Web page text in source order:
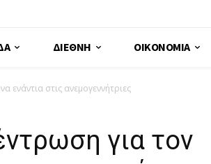
ΔΙΕΘΝΉ ΟΙΚΟΝΟΜΊΑ
ενάντια στις ανεμογεννήτριες
για τον